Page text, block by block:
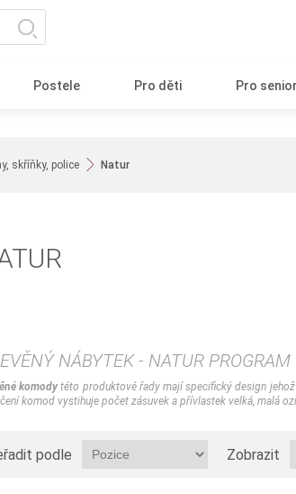
Postele Pro děti Pro
skříňky, police Natur
NÁBYTEK - NATUR PROGRAM
komody této produktové řady mají specifický design
komod vystihuje počet zásuvek a přívlastek velká, malá
podle Zobrazit